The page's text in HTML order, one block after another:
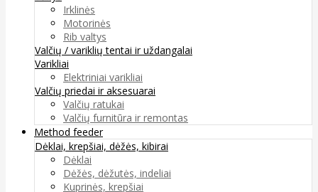
Irklinės
Motorinės
Rib valtys
Valčių / variklių tentai ir uždangalai
Varikliai
Elektriniai varikliai
Valčių priedai ir aksesuarai
Valčių ratukai
Valčių furnitūra ir remontas
Method feeder
Dėklai, krepšiai, dėžės, kibirai
Dėklai
Dėžės, dėžutės, indeliai
Kuprinės, krepšiai